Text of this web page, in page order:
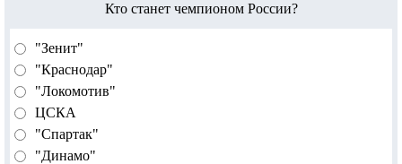
Кто станет чемпионом России?
"Зенит"
"Краснодар"
"Локомотив"
ЦСКА
"Спартак"
"Динамо"